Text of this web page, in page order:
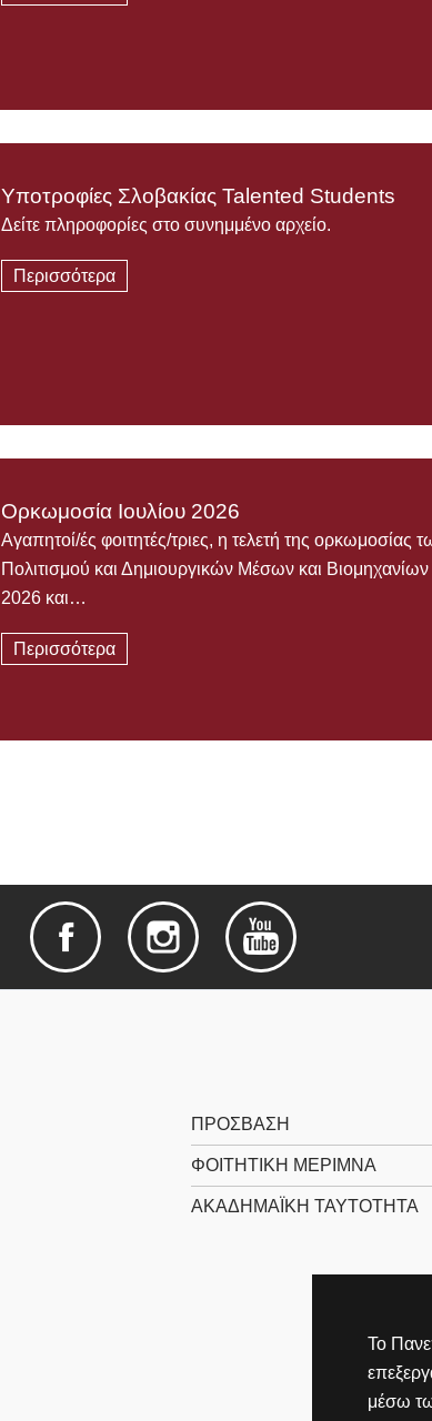
Το
μέσω
Υποτροφίες Σλοβακίας Talented Students
Δείτε πληροφορίες στο συνημμένο αρχείο.
Περισσότερα
Ορκωμοσία Ιουλίου 2026
Αγαπητοί/ές φοιτητές/τριες, η τελετή της
Πολιτισμού και Δημιουργικών Μέσων και
2026 και…
Περισσότερα
ΠΡΌΣΒΑΣΗ
ΦΟΙΤΗΤΙΚΉ ΜΈΡΙΜΝΑ
ΑΚΑΔΗΜΑΪΚΉ ΤΑΥΤΌΤΗΤΑ